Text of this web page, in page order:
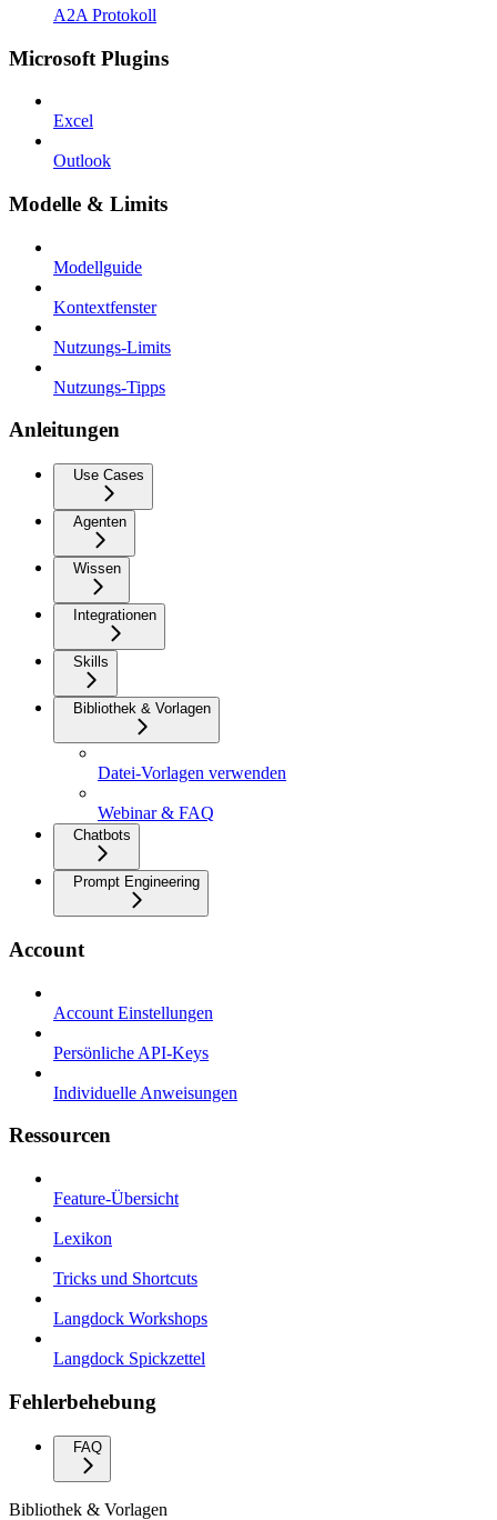
A2A Protokoll
Microsoft Plugins
Excel
Outlook
Modelle & Limits
Modellguide
Kontextfenster
Nutzungs-Limits
Nutzungs-Tipps
Anleitungen
Use Cases
Agenten
Wissen
Integrationen
Skills
Bibliothek & Vorlagen
Datei-Vorlagen verwenden
Webinar & FAQ
Chatbots
Prompt Engineering
Account
Account Einstellungen
Persönliche API-Keys
Individuelle Anweisungen
Ressourcen
Feature-Übersicht
Lexikon
Tricks und Shortcuts
Langdock Workshops
Langdock Spickzettel
Fehlerbehebung
FAQ
Bibliothek & Vorlagen